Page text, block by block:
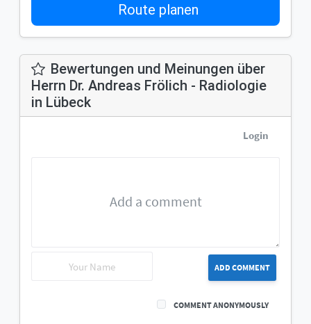
Route planen
Bewertungen und Meinungen über
Herrn Dr. Andreas Frölich - Radiologie
in Lübeck
Login
ADD COMMENT
COMMENT ANONYMOUSLY